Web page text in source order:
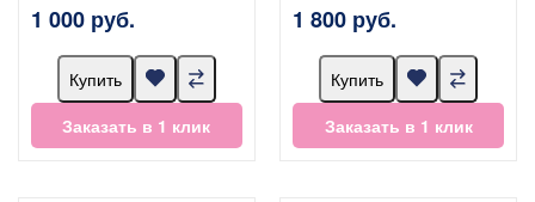
1 000 руб.
Купить
Заказать в 1 клик
1 800 руб.
Купить
Заказать в 1 клик